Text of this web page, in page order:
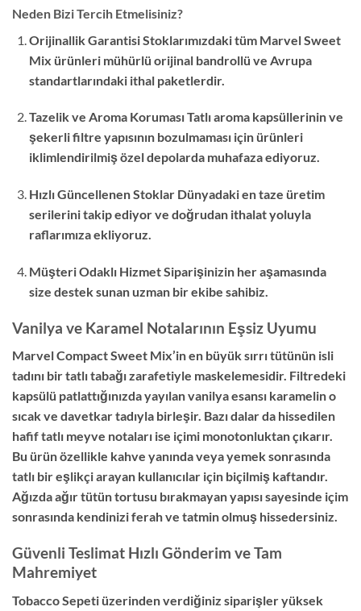
Neden Bizi Tercih Etmelisiniz?
Orijinallik Garantisi Stoklarımızdaki tüm Marvel Sweet
Mix ürünleri mühürlü orijinal bandrollü ve Avrupa
standartlarındaki ithal paketlerdir.
Tazelik ve Aroma Koruması Tatlı aroma kapsüllerinin ve
şekerli filtre yapısının bozulmaması için ürünleri
iklimlendirilmiş özel depolarda muhafaza ediyoruz.
Hızlı Güncellenen Stoklar Dünyadaki en taze üretim
serilerini takip ediyor ve doğrudan ithalat yoluyla
raflarımıza ekliyoruz.
Müşteri Odaklı Hizmet Siparişinizin her aşamasında
size destek sunan uzman bir ekibe sahibiz.
Vanilya ve Karamel Notalarının Eşsiz Uyumu
Marvel Compact Sweet Mix’in en büyük sırrı tütünün isli
tadını bir tatlı tabağı zarafetiyle maskelemesidir. Filtredeki
kapsülü patlattığınızda yayılan vanilya esansı karamelin o
sıcak ve davetkar tadıyla birleşir. Bazı dalar da hissedilen
hafif tatlı meyve notaları ise içimi monotonluktan çıkarır.
Bu ürün özellikle kahve yanında veya yemek sonrasında
tatlı bir eşlikçi arayan kullanıcılar için biçilmiş kaftandır.
Ağızda ağır tütün tortusu bırakmayan yapısı sayesinde içim
sonrasında kendinizi ferah ve tatmin olmuş hissedersiniz.
Güvenli Teslimat Hızlı Gönderim ve Tam
Mahremiyet
Tobacco Sepeti üzerinden verdiğiniz siparişler yüksek